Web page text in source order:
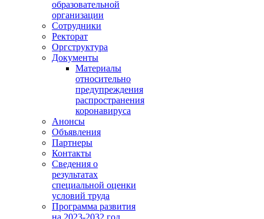
образовательной
организации
Сотрудники
Ректорат
Оргструктура
Документы
Материалы
относительно
предупреждения
распространения
коронавируса
Анонсы
Объявления
Партнеры
Контакты
Сведения о
результатах
специальной оценки
условий труда
Программа развития
на 2023-2032 год